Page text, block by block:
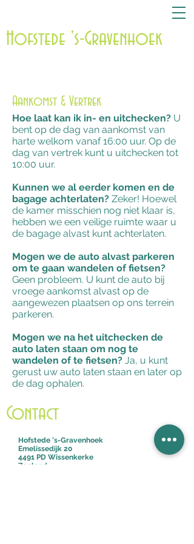
Hofstede 's-Gravenhoek
Aankomst & Vertrek
Hoe laat kan ik in- en uitchecken? U
bent op de dag van aankomst van
harte welkom vanaf 16:00 uur. Op de
dag van vertrek kunt u uitchecken tot
10:00 uur.
Kunnen we al eerder komen en de
bagage achterlaten? Zeker! Hoewel
de kamer misschien nog niet klaar is,
hebben we een veilige ruimte waar u
de bagage alvast kunt achterlaten.
Mogen we de auto alvast parkeren
om te gaan wandelen of fietsen?
Geen probleem. U kunt de auto bij
vroege aankomst alvast op de
aangewezen plaatsen op ons terrein
parkeren.
Mogen we na het uitchecken de
auto laten staan om nog te
wandelen of te fietsen? Ja, u kunt
gerust uw auto laten staan en later op
de dag ophalen.
Contact
Hofstede 's-Gravenhoek
Emelissedijk 20
4491 PD Wissenkerke
Zeeland